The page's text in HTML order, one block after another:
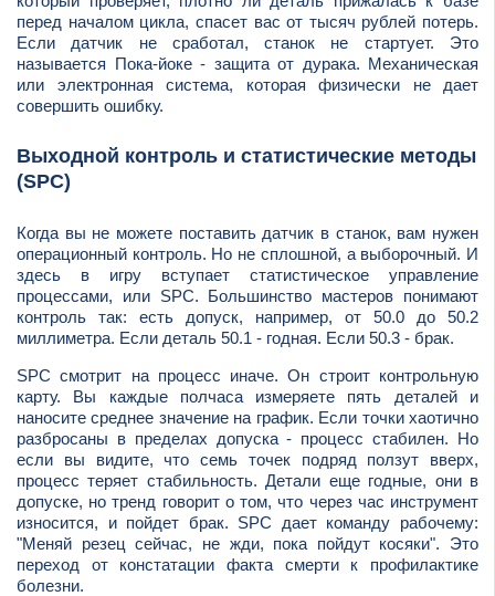
перед началом цикла, спасет вас от тысяч рублей потерь.
Если датчик не сработал, станок не стартует. Это
называется Пока-йоке - защита от дурака. Механическая
или электронная система, которая физически не дает
совершить ошибку.
Выходной контроль и статистические методы
(SPC)
Когда вы не можете поставить датчик в станок, вам нужен
операционный контроль. Но не сплошной, а выборочный. И
здесь в игру вступает статистическое управление
процессами, или SPC. Большинство мастеров понимают
контроль так: есть допуск, например, от 50.0 до 50.2
миллиметра. Если деталь 50.1 - годная. Если 50.3 - брак.
SPC смотрит на процесс иначе. Он строит контрольную
карту. Вы каждые полчаса измеряете пять деталей и
наносите среднее значение на график. Если точки хаотично
разбросаны в пределах допуска - процесс стабилен. Но
если вы видите, что семь точек подряд ползут вверх,
процесс теряет стабильность. Детали еще годные, они в
допуске, но тренд говорит о том, что через час инструмент
износится, и пойдет брак. SPC дает команду рабочему:
"Меняй резец сейчас, не жди, пока пойдут косяки". Это
переход от констатации факта смерти к профилактике
болезни.